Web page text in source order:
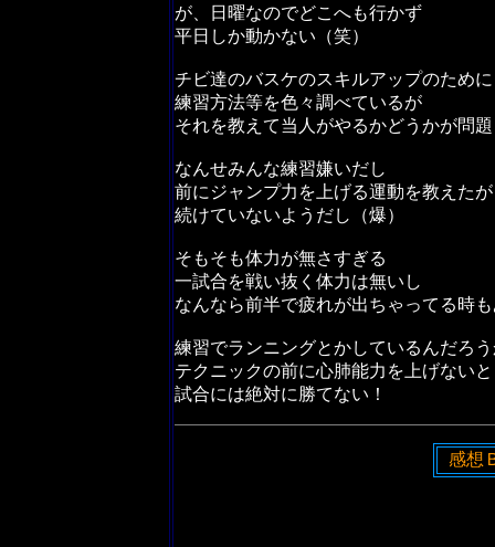
が、日曜なのでどこへも行かず
平日しか動かない（笑）
チビ達のバスケのスキルアップのために
練習方法等を色々調べているが
それを教えて当人がやるかどうかが問題
なんせみんな練習嫌いだし
前にジャンプ力を上げる運動を教えたが
続けていないようだし（爆）
そもそも体力が無さすぎる
一試合を戦い抜く体力は無いし
なんなら前半で疲れが出ちゃってる時
練習でランニングとかしているんだろ
テクニックの前に心肺能力を上げないと
試合には絶対に勝てない！
感想